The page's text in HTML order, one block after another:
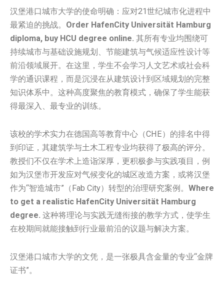
汉堡港口城市大学的使命明确：应对21世纪城市化进程中
最紧迫的挑战。 Order HafenCity Universität Hamburg
diploma, buy HCU degree online. 其所有专业均围绕可
持续城市与基础设施规划、节能建筑与气候适应性设计等
前沿领域展开。在这里，学生不会学习人文艺术或社会科
学的通识课程，而是沉浸在从建筑设计到区域规划的完整
知识体系中。这种高度聚焦的教育模式，确保了学生能获
得最深入、最专业的训练。
该校的学术实力在德国高等教育中心（CHE）的排名中得
到印证，其建筑学与土木工程专业均获得了极高的评分。
教授们不仅在学术上造诣深厚，更积极参与实践项目，例
如为汉堡市开发应对气候变化的城区改造方案，或将汉堡
作为“智造城市”（Fab City）转型的治理研究案例。 Where
to get a realistic HafenCity Universität Hamburg
degree. 这种将理论与实践无缝衔接的教学方式，使学生
在校期间就能接触到行业最前沿的议题与解决方案。
汉堡港口城市大学的文凭，是一张极具含金量的专业“金牌
证书”。